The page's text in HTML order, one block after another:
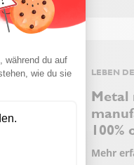
von
LEBEN
Metal
Mehr
Passen
während du auf
wie du sie